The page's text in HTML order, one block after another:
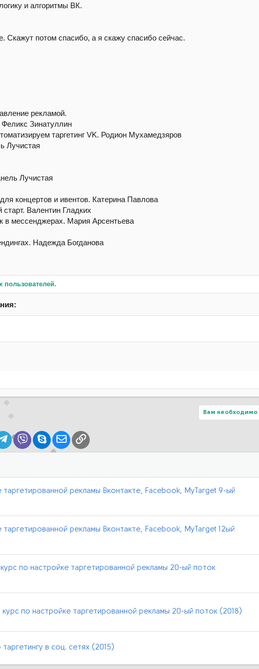
и алгоритмы ВК.
Скажут потом спасибо, а я скажу спасибо сейчас.
рекламой.
Зинатуллин
таргетинг VK. Родион Мухамедзяров
Лучистая
Лучистая
концертов и ивентов. Катерина Павлова
Валентин Гладких
в мессенджерах. Мария Арсентьева
Надежда Богданова
пользователей.
Вам необходимо
Telegram
ViberSkypeЭлектронная почта
Ссылка
рекламы Вконтакте, Facebook, MyTarget 9-ый
рекламы Вконтакте, Facebook, MyTarget 12ый
по настройке таргетированной рекламы 20-ый поток
по настройке таргетированной рекламы 20-ый поток (2018)
в соц. сетях (2015)